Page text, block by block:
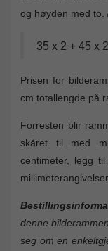
og høyden med to.
35 x 2 + 45 x
Prisen for
cm totallengde på
Forresten blir
skåret til med
centimeter, legg
denne
seg om en